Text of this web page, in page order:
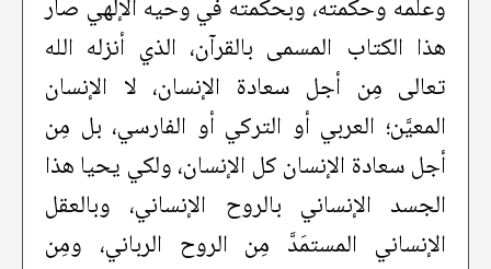
وعلمه وحكمته، وبحكمته في وحيه الإلهي صار
هذا الكتاب المسمى بالقرآن، الذي أنزله الله
تعالى مِن أجل سعادة الإنسان، لا الإنسان
المعيَّن؛ العربي أو التركي أو الفارسي، بل مِن
أجل سعادة الإنسان كل الإنسان، ولكي يحيا هذا
الجسد الإنساني بالروح الإنساني، وبالعقل
الإنساني المستمَدَّ مِن الروح الرباني، ومِن